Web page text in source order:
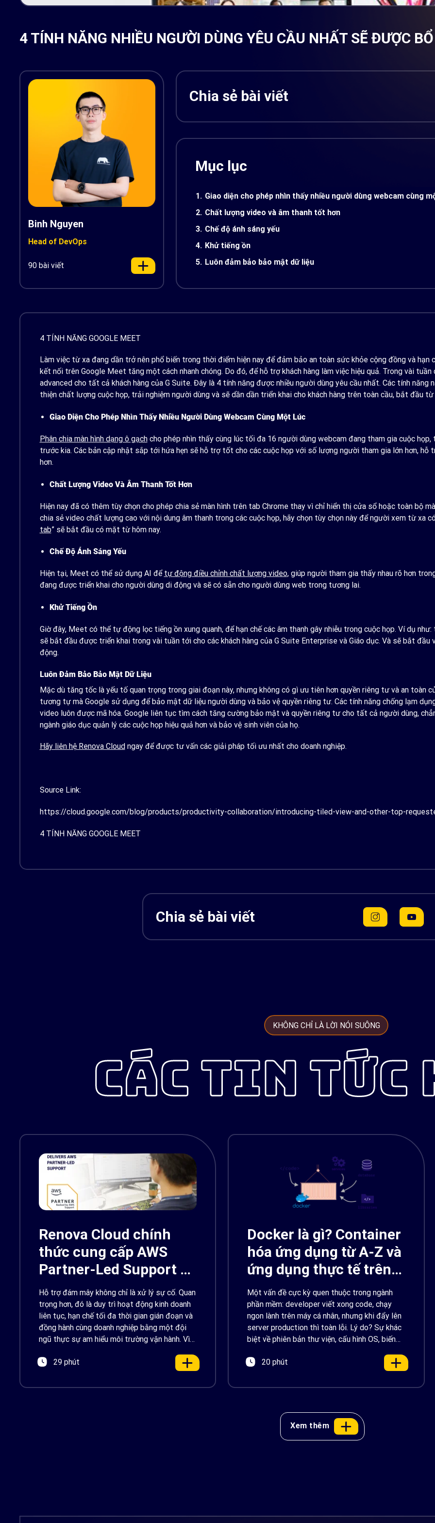
4 TÍNH NĂNG NHIỀU NGƯỜI DÙNG YÊU CẦU NHẤT SẼ ĐƯỢC
Binh Nguyen
Head of DevOps
90 bài viết
Chia sẻ bài viết
Mục lục
1. Giao diện cho phép nhìn thấy nhiều người dùng webcam cùng
2. Chất lượng video và âm thanh tốt hơn
3. Chế độ ánh sáng yếu
4. Khử tiếng ồn
5. Luôn đảm bảo bảo mật dữ liệu
4 TÍNH NĂNG GOOGLE MEET
Làm việc từ xa đang dần trở nên phổ biến trong thời điểm hiện nay để đảm bảo an toàn sức khỏe cộng đồng và hạn
kết nối trên Google Meet tăng một cách nhanh chóng. Do đó, để hỗ trợ khách hàng làm việc hiệu quả. Trong vài
advanced cho tất cả khách hàng của G Suite. Đây là 4 tính năng được nhiều người dùng yêu cầu nhất. Các tính năng
thiện chất lượng cuộc họp, trải nghiệm người dùng và sẽ dần dần triển khai cho khách hàng trên toàn cầu, bắt đầu từ
Giao Diện Cho Phép Nhìn Thấy Nhiều Người Dùng Webcam Cùng Một Lúc
Phân chia màn hình dạng ô gạchcho phép nhìn thấy cùng lúc tối đa 16 người dùng webcam đang tham gia cuộc
trước kia. Các bản cập nhật sắp tới hứa hẹn sẽ hỗ trợ tốt cho các cuộc họp với số lượng người tham gia lớn hơn,
hơn.
Chất Lượng Video Và Âm Thanh Tốt Hơn
Hiện nay đã có thêm tùy chọn cho phép chia sẻ màn hình trên tab Chrome thay vì chỉ hiển thị cửa sổ hoặc toàn bộ
chia sẻ video chất lượng cao với nội dung âm thanh trong các cuộc họp, hãy chọn tùy chọn này để người xem từ xa
tab” sẽ bắt đầu có mặt từ hôm nay.
Chế Độ Ánh Sáng Yếu
Hiện tại, Meet có thể sử dụng AI để tự động điều chỉnh chất lượng video, giúp người tham gia thấy nhau rõ hơn
đang được triển khai cho người dùng di động và sẽ có sẵn cho người dùng web trong tương lai.
Khử Tiếng Ồn
Giờ đây, Meet có thể tự động lọc tiếng ồn xung quanh, để hạn chế các âm thanh gây nhiễu trong cuộc họp. Ví dụ
sẽ bắt đầu được triển khai trong vài tuần tới cho các khách hàng của G Suite Enterprise và Giáo dục. Và sẽ bắt
động.
Luôn Đảm Bảo Bảo Mật Dữ Liệu
Mặc dù tăng tốc là yếu tố quan trọng trong giai đoạn này, nhưng không có gì ưu tiên hơn quyền riêng tư và an toàn
tương tự mà Google sử dụng để bảo mật dữ liệu người dùng và bảo vệ quyền riêng tư. Các tính năng chống lạm
video luôn được mã hóa. Google liên tục tìm cách tăng cường bảo mật và quyền riêng tư cho tất cả người dùng,
ngành giáo dục quản lý các cuộc họp hiệu quả hơn và bảo vệ sinh viên của họ.
Hãy liên hệ Renova Cloud ngay để được tư vấn các giải pháp tối ưu nhất cho doanh nghiệp.
Source Link:
https://cloud.google.com/blog/products/productivity-collaboration/introducing-tiled-view-and-other-top-
4 TÍNH NĂNG GOOGLE MEET
Chia sẻ bài viết
KHÔNG CHỈ LÀ LỜI NÓI SUÔNG
CÁC TIN TỨC
Renova Cloud chính
thức cung cấp AWS
Partner-Led Support –
Backed by AWS
Support
Hỗ trợ đám mây không chỉ là xử lý sự cố. Quan
trọng hơn, đó là duy trì hoạt động kinh doanh
liên tục, hạn chế tối đa thời gian gián đoạn và
đồng hành cùng doanh nghiệp bằng một đội
ngũ thực sự am hiểu môi trường vận hành. Vì
29 phút
Docker là gì? Container
hóa ứng dụng từ A-Z và
ứng dụng thực tế trên
AWS
Một vấn đề cực kỳ quen thuộc trong ngành
phần mềm: developer viết xong code, chạy
ngon lành trên máy cá nhân, nhưng khi đẩy lên
server production thì toàn lỗi. Lý do? Sự khác
biệt về phiên bản thư viện, cấu hình OS, biến
nhưng phá […]
20 phút
Xem thêm